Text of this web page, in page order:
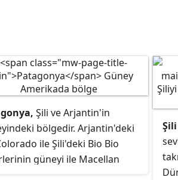
Şili ve Arjantin'in
bölgedir. Arjantin'deki
ile Şili'deki Bio Bio
güneyi ile Macellan